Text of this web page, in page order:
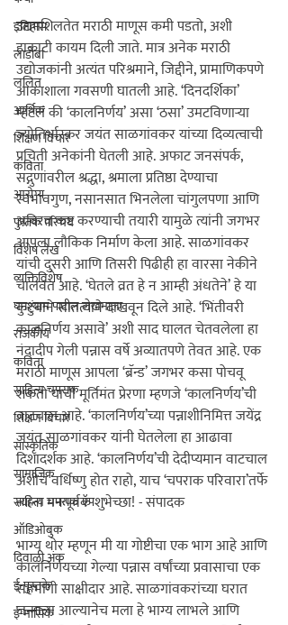
इतिहास
लाडोबा
ललित
आर्थिक
शिक्षण विचार
कविता
आरोग्य
पुस्तक परिचय
विशेष लेख
व्यक्तिविशेष
घनश्याम पाटील लेखमाला
राजकीय
कविता
साहित्य चपराक
शिक्षण विचार
सांस्कृतिक
सामाजिक
साहित्य चपराक ऍप
ऑडिओबुक
दिवाळी अंक
ई-पुस्तके
ई-मासिके
उद्यमशिलतेत मराठी माणूस कमी पडतो, अशी
हाकाटी कायम दिली जाते. मात्र अनेक मराठी
उद्योजकांनी अत्यंत परिश्रमाने, जिद्दीने, प्रामाणिकपणे
आकाशाला गवसणी घातली आहे. ‘दिनदर्शिका’
म्हटलं की ‘कालनिर्णय’ असा ‘ठसा’ उमटविणार्‍या
ज्योतिर्भास्कर जयंत साळगांवकर यांच्या दिव्यत्वाची
प्रचिती अनेकांनी घेतली आहे. अफाट जनसंपर्क,
सद्गुणांवरील श्रद्धा, श्रमाला प्रतिष्ठा देण्याचा
स्वभावगुण, नसानसात भिनलेला चांगुलपणा आणि
अविरत कष्ट करण्याची तयारी यामुळे त्यांनी जगभर
आपला लौकिक निर्माण केला आहे. साळगांवकर
यांची दुसरी आणि तिसरी पिढीही हा वारसा नेकीने
चालवत आहे. ‘घेतले व्रत हे न आम्ही अंधतेने’ हे या
कुटुंबाने सातत्याने दाखवून दिले आहे. ‘भिंतीवरी
कालनिर्णय असावे’ अशी साद घालत चेतवलेला हा
नंदादीप गेली पन्नास वर्षे अव्यातपणे तेवत आहे. एक
मराठी माणूस आपला ‘ब्रॅन्ड’ जगभर कसा पोचवू
शकतो याची मूर्तिमंत प्रेरणा म्हणजे ‘कालनिर्णय’ची
वाटचाल आहे. ‘कालनिर्णय’च्या पन्नाशीनिमित्त जयेंद्र
जयंत साळगांवकर यांनी घेतलेला हा आढावा
दिशादर्शक आहे. ‘कालनिर्णय’ची देदीप्यमान वाटचाल
अशीच वर्धिष्णु होत राहो, याच ‘चपराक परिवारा’तर्फे
त्यांना मनःपूर्वक शुभेच्छा! - संपादक